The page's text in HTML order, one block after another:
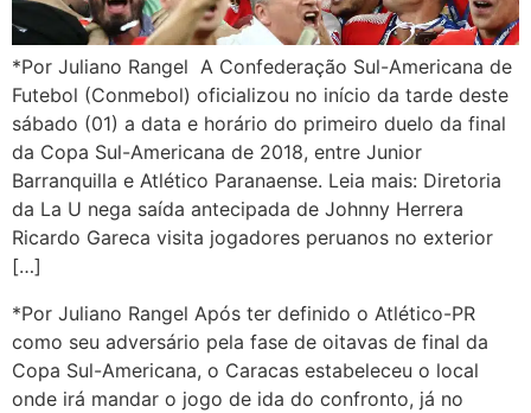
*Por Juliano Rangel A Confederação Sul-Americana de
Futebol (Conmebol) oficializou no início da tarde deste
sábado (01) a data e horário do primeiro duelo da final
da Copa Sul-Americana de 2018, entre Junior
Barranquilla e Atlético Paranaense. Leia mais: Diretoria
da La U nega saída antecipada de Johnny Herrera
Ricardo Gareca visita jogadores peruanos no exterior
[…]
*Por Juliano Rangel Após ter definido o Atlético-PR
como seu adversário pela fase de oitavas de final da
Copa Sul-Americana, o Caracas estabeleceu o local
onde irá mandar o jogo de ida do confronto, já no